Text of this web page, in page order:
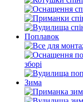
Поплавок
зборі
Зима